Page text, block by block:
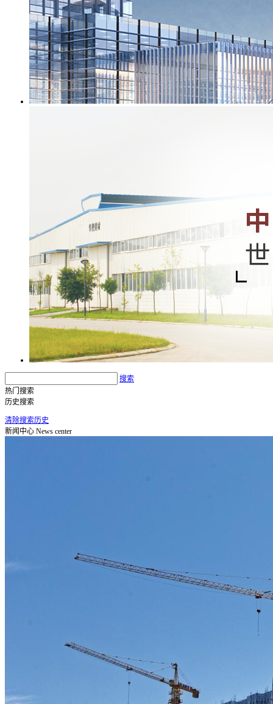
搜索
热门搜索
历史搜索
清除搜索历史
新闻中心 News center